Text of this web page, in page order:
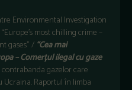
Environmental Investigation
most chilling crime –
gases” / “Cea mai
– Comerțul ilegal cu gaze
gazelor care
Raportul în limba